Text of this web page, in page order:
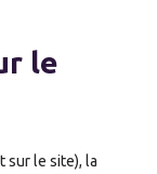
le
sur le site), la